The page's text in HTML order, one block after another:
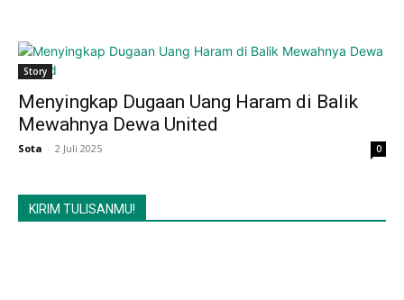
Story
Menyingkap Dugaan Uang Haram di Balik
Mewahnya Dewa United
Sota - 2 Juli 2025 0
KIRIM TULISANMU!